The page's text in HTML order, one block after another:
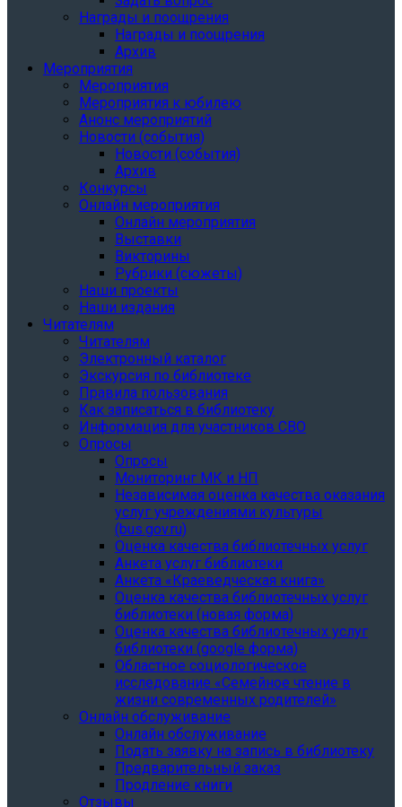
Награды и поощрения
Награды и поощрения
Архив
Мероприятия
Мероприятия
Мероприятия к юбилею
Анонс мероприятий
Новости (события)
Новости (события)
Архив
Конкурсы
Онлайн мероприятия
Онлайн мероприятия
Выставки
Викторины
Рубрики (сюжеты)
Наши проекты
Наши издания
Читателям
Читателям
Электронный каталог
Экскурсия по библиотеке
Правила пользования
Как записаться в библиотеку
Информация для участников СВО
Опросы
Опросы
Мониторинг МК и НП
Независимая оценка качества оказания
услуг учреждениями культуры
(bus.gov.ru)
Оценка качества библиотечных услуг
Анкета услуг библиотеки
Анкета «Краеведческая книга»
Oценка качества библиотечных услуг
библиотеки (новая форма)
Oценка качества библиотечных услуг
библиотеки (google форма)
Областное социологическое
исследование «Семейное чтение в
жизни современных родителей»
Онлайн обслуживание
Онлайн обслуживание
Подать заявку на запись в библиотеку
Предварительный заказ
Продление книги
Отзывы